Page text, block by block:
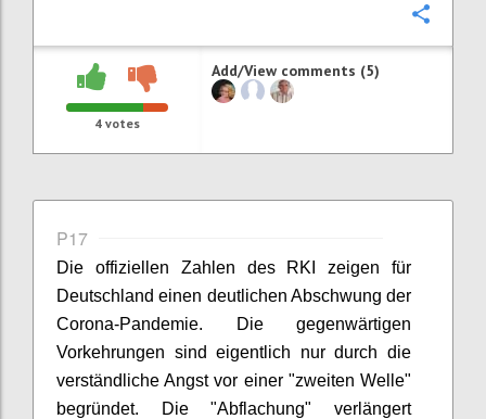
4 votes
Add/View comments (5)
P17
Die offiziellen Zahlen des RKI zeigen für
Deutschland einen deutlichen Abschwung der
Corona-Pandemie. Die gegenwärtigen
Vorkehrungen sind eigentlich nur durch die
verständliche Angst vor einer "zweiten Welle"
begründet. Die "Abflachung" verlängert